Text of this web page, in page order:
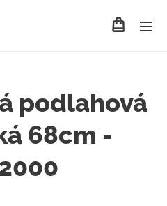
podlahová
68cm -